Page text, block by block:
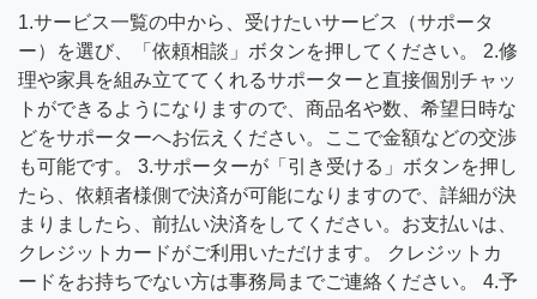
1.サービス一覧の中から、受けたいサービス（サポータ
ー）を選び、「依頼相談」ボタンを押してください。 2.修
理や家具を組み立ててくれるサポーターと直接個別チャッ
トができるようになりますので、商品名や数、希望日時な
どをサポーターへお伝えください。ここで金額などの交渉
も可能です。 3.サポーターが「引き受ける」ボタンを押し
たら、依頼者様側で決済が可能になりますので、詳細が決
まりましたら、前払い決済をしてください。お支払いは、
クレジットカードがご利用いただけます。 クレジットカ
ードをお持ちでない方は事務局までご連絡ください。 4.予